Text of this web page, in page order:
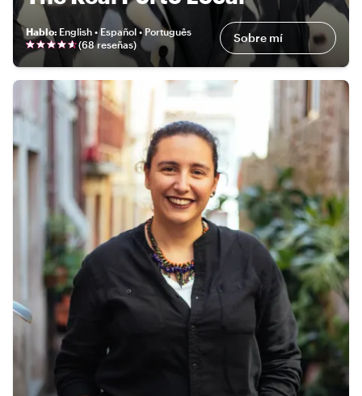
Hablo: English • Español • Português
(68 reseñas) Sobre mí